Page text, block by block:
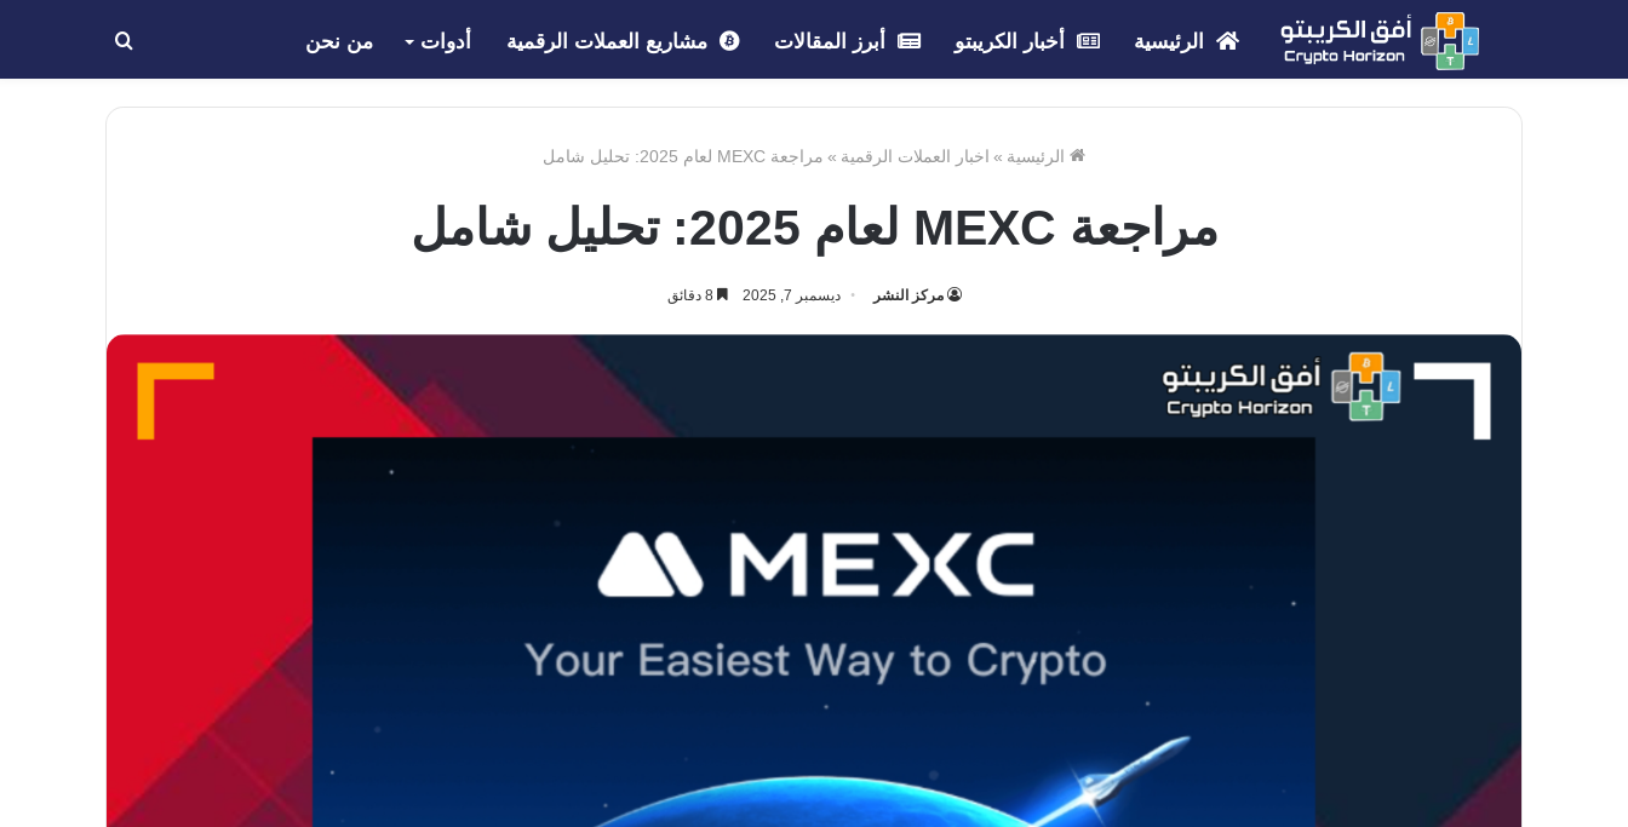
الرئيسية أخبار الكريبتو أبرز المقالات مشاريع العملات الرقمية أدوات من نحن بحث
عن
الرئيسية » اخبار العملات الرقمية » مراجعة MEXC لعام 2025: تحليل شامل
مراجعة MEXC لعام 2025: تحليل شامل
مركز النشر ديسمبر 7, 2025 8 دقائق